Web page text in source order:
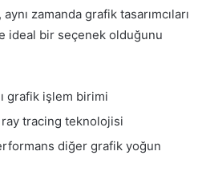
zamanda grafik tasarımcıları
ideal bir seçenek olduğunu
grafik işlem birimi
tracing teknolojisi
diğer grafik yoğun